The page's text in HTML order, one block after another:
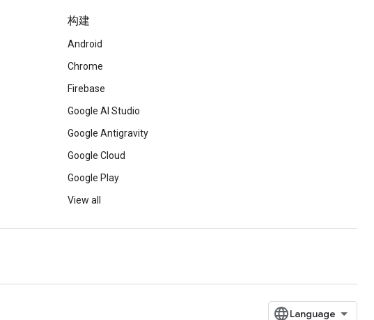
构建
Android
Chrome
Firebase
Google AI Studio
Google Antigravity
Google Cloud
Google Play
View all